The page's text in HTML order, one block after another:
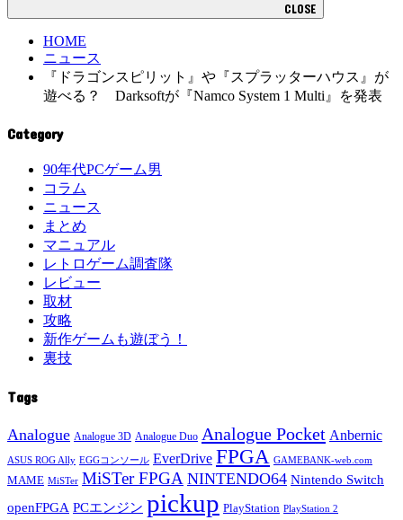
CLOSE
HOME
ニュース
『ドラゴンスピリット』や『スプラッターハウス』が
遊べる？ Darksoftが『Namco System 1 Multi』を発表
Category
90年代PCゲーム男
コラム
ニュース
まとめ
マニュアル
レトロゲーム調査隊
レビュー
取材
攻略
新作ゲームも遊ぼう！
裏技
Tags
Analogue Analogue 3D Analogue Duo Analogue Pocket Anbernic
ASUS ROG Ally EGGコンソール EverDrive FPGA GAMEBANK-web.com
MAME MiSTer MiSTer FPGA NINTENDO64 Nintendo Switch
openFPGA PCエンジン pickup PlayStation PlayStation 2